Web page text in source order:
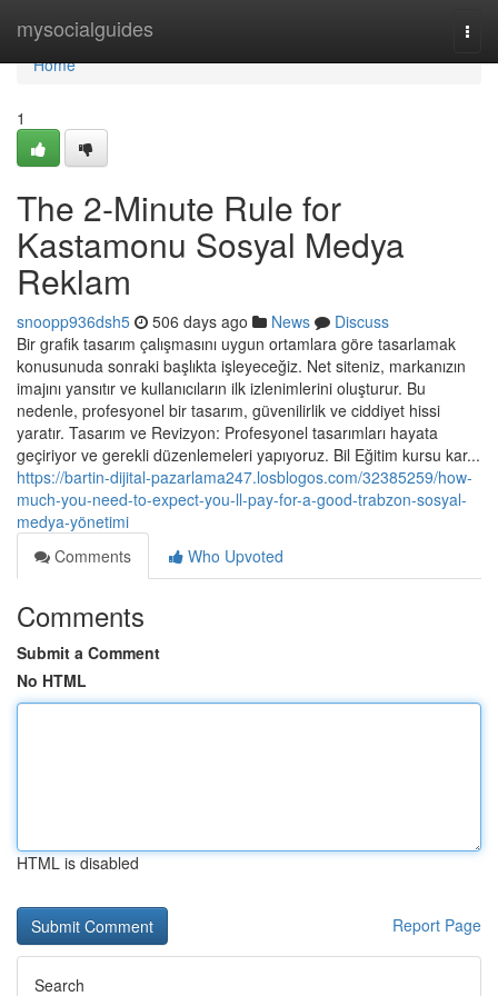
mysocialguides
Home
Home
1
The 2-Minute Rule for
Kastamonu Sosyal Medya
Reklam
snoopp936dsh5 506 days ago News
Discuss
Bir grafik tasarım çalışmasını uygun ortamlara göre tasarlamak
konusunuda sonraki başlıkta işleyeceğiz. Net siteniz, markanızın
imajını yansıtır ve kullanıcıların ilk izlenimlerini oluşturur. Bu
nedenle, profesyonel bir tasarım, güvenilirlik ve ciddiyet hissi
yaratır. Tasarım ve Revizyon: Profesyonel tasarımları hayata
geçiriyor ve gerekli düzenlemeleri yapıyoruz. Bil Eğitim kursu kar...
https://bartin-dijital-pazarlama247.losblogos.com/32385259/how-
much-you-need-to-expect-you-ll-pay-for-a-good-trabzon-sosyal-
medya-yönetimi
Comments
Who Upvoted
Comments
Submit a Comment
No HTML
HTML is disabled
Report Page
Search